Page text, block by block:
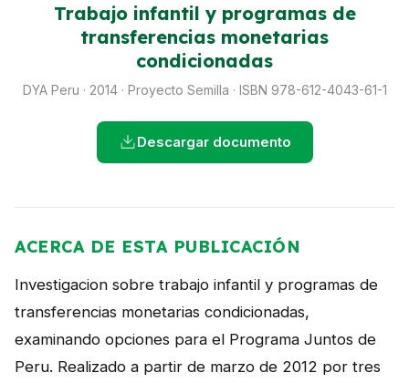
TDRs
Transparencia
CONTACTO
Trabajo infantil y programas de
transferencias monetarias
condicionadas
DYA Peru · 2014 · Proyecto Semilla · ISBN 978-612-4043-61-1
Descargar documento
ACERCA DE ESTA PUBLICACIÓN
Investigacion sobre trabajo infantil y programas de
transferencias monetarias condicionadas,
examinando opciones para el Programa Juntos de
Peru. Realizado a partir de marzo de 2012 por tres